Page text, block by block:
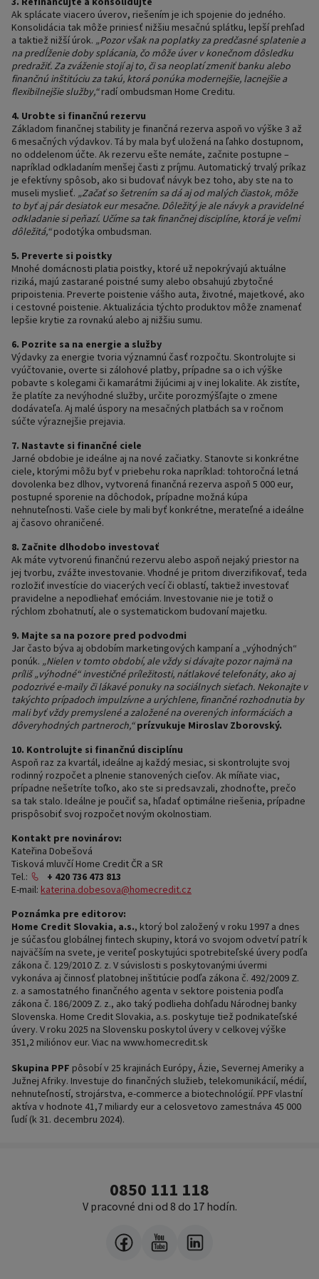
Ak splácate viacero úverov, riešením je ich spojenie do jedného.
Konsolidácia tak môže priniesť nižšiu mesačnú splátku, lepší prehľad
a taktiež nižší úrok. „Pozor však na poplatky za predčasné splatenie a
na predĺženie doby splácania, čo môže úver v konečnom dôsledku
predražiť. Za zváženie stojí aj to, či sa neoplatí zmeniť banku alebo
finančnú inštitúciu za takú, ktorá ponúka modernejšie, lacnejšie a
flexibilnejšie služby,“radí ombudsman Home Creditu.
4. Urobte si finančnú rezervu
Základom finančnej stability je finančná rezerva aspoň vo výške 3 až
6 mesačných výdavkov. Tá by mala byť uložená na ľahko dostupnom,
no oddelenom účte. Ak rezervu ešte nemáte, začnite postupne –
napríklad odkladaním menšej časti z príjmu. Automatický trvalý príkaz
je efektívny spôsob, ako si budovať návyk bez toho, aby ste na to
museli myslieť. „Začať so šetrením sa dá aj od malých čiastok, môže
to byť aj pár desiatok eur mesačne. Dôležitý je ale návyk a pravidelné
odkladanie si peňazí. Učíme sa tak finančnej disciplíne, ktorá je veľmi
dôležitá,“podotýka ombudsman.
5. Preverte si poistky
Mnohé domácnosti platia poistky, ktoré už nepokrývajú aktuálne
riziká, majú zastarané poistné sumy alebo obsahujú zbytočné
pripoistenia. Preverte poistenie vášho auta, životné, majetkové, ako
i cestovné poistenie. Aktualizácia týchto produktov môže znamenať
lepšie krytie za rovnakú alebo aj nižšiu sumu.
6. Pozrite sa na energie a služby
Výdavky za energie tvoria významnú časť rozpočtu. Skontrolujte si
vyúčtovanie, overte si zálohové platby, prípadne sa o ich výške
pobavte s kolegami či kamarátmi žijúcimi aj v inej lokalite. Ak zistíte,
že platíte za nevýhodné služby, určite porozmýšľajte o zmene
dodávateľa. Aj malé úspory na mesačných platbách sa v ročnom
súčte výraznejšie prejavia.
7. Nastavte si finančné ciele
Jarné obdobie je ideálne aj na nové začiatky. Stanovte si konkrétne
ciele, ktorými môžu byť v priebehu roka napríklad: tohtoročná letná
dovolenka bez dlhov, vytvorená finančná rezerva aspoň 5 000 eur,
postupné sporenie na dôchodok, prípadne možná kúpa
nehnuteľnosti. Vaše ciele by mali byť konkrétne, merateľné a ideálne
aj časovo ohraničené.
8. Začnite dlhodobo investovať
Ak máte vytvorenú finančnú rezervu alebo aspoň nejaký priestor na
jej tvorbu, zvážte investovanie. Vhodné je pritom diverzifikovať, teda
rozložiť investície do viacerých vecí či oblastí, taktiež investovať
pravidelne a nepodliehať emóciám. Investovanie nie je totiž o
rýchlom zbohatnutí, ale o systematickom budovaní majetku.
9. Majte sa na pozore pred podvodmi
Jar často býva aj obdobím marketingových kampaní a „výhodných“
ponúk. „Nielen v tomto období, ale vždy si dávajte pozor najmä na
príliš „výhodné“ investičné príležitosti, nátlakové telefonáty, ako aj
podozrivé e-maily či lákavé ponuky na sociálnych sieťach. Nekonajte v
takýchto prípadoch impulzívne a urýchlene, finančné rozhodnutia by
mali byť vždy premyslené a založené na overených informáciách a
dôveryhodných partneroch,“prízvukuje Miroslav Zborovský.
10. Kontrolujte si finančnú disciplínu
Aspoň raz za kvartál, ideálne aj každý mesiac, si skontrolujte svoj
rodinný rozpočet a plnenie stanovených cieľov. Ak míňate viac,
prípadne nešetríte toľko, ako ste si predsavzali, zhodnoťte, prečo
sa tak stalo. Ideálne je poučiť sa, hľadať optimálne riešenia, prípadne
prispôsobiť svoj rozpočet novým okolnostiam.
Kontakt pre novinárov:
Kateřina Dobešová
Tisková mluvčí Home Credit ČR a SR
Tel.:
+ 420 736 473 813
E-mail: katerina.dobesova@homecredit.cz
Poznámka pre editorov:
Home Credit Slovakia, a.s., ktorý bol založený v roku 1997 a dnes
je súčasťou globálnej fintech skupiny, ktorá vo svojom odvetví patrí k
najväčším na svete, je veriteľ poskytujúci spotrebiteľské úvery podľa
zákona č. 129/2010 Z. z. V súvislosti s poskytovanými úvermi
vykonáva aj činnosť platobnej inštitúcie podľa zákona č. 492/2009 Z.
z. a samostatného finančného agenta v sektore poistenia podľa
zákona č. 186/2009 Z. z., ako taký podlieha dohľadu Národnej banky
Slovenska. Home Credit Slovakia, a.s. poskytuje tiež podnikateľské
úvery. V roku 2025 na Slovensku poskytol úvery v celkovej výške
351,2 miliónov eur. Viac na www.homecredit.sk
Skupina PPF pôsobí v 25 krajinách Európy, Ázie, Severnej Ameriky a
Južnej Afriky. Investuje do finančných služieb, telekomunikácií, médií,
nehnuteľností, strojárstva, e-commerce a biotechnológií. PPF vlastní
aktíva v hodnote 41,7 miliardy eur a celosvetovo zamestnáva 45 000
ľudí (k 31. decembru 2024).
0850 111 118
V pracovné dni od 8 do 17 hodín.